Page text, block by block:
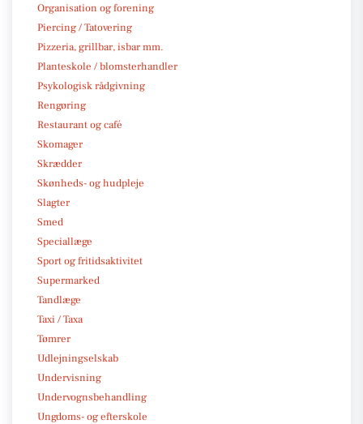
Organisation og forening
Piercing / Tatovering
Pizzeria, grillbar, isbar mm.
Planteskole / blomsterhandler
Psykologisk rådgivning
Rengøring
Restaurant og café
Skomager
Skrædder
Skønheds- og hudpleje
Slagter
Smed
Speciallæge
Sport og fritidsaktivitet
Supermarked
Tandlæge
Taxi / Taxa
Tømrer
Udlejningselskab
Undervisning
Undervognsbehandling
Ungdoms- og efterskole